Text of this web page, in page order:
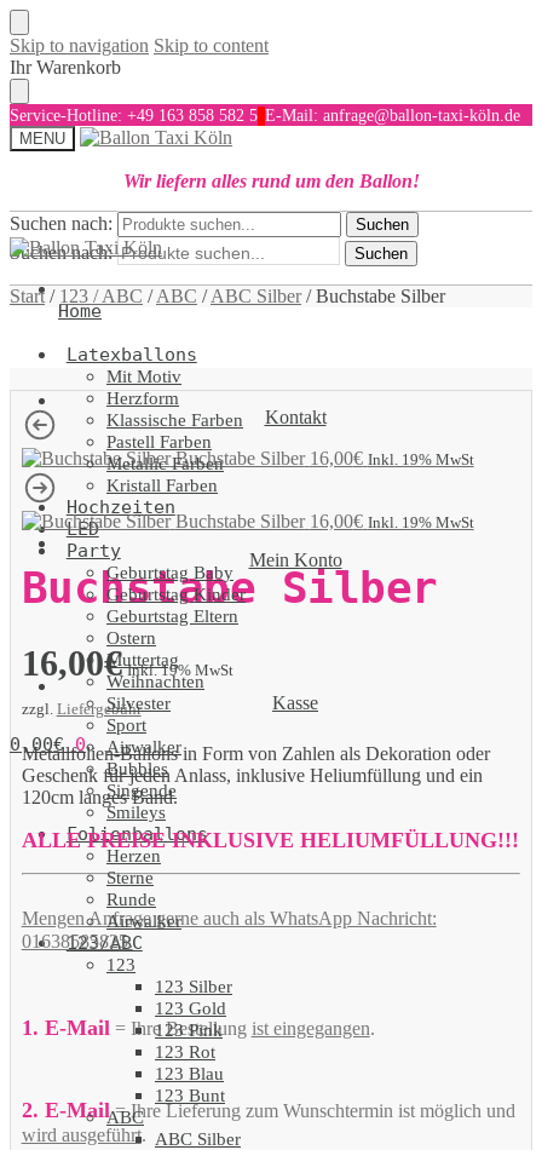
Skip to navigation Skip to content
Ihr Warenkorb
Service-Hotline: +49 163 858 582 5 E-Mail: anfrage@ballon-taxi-köln.de
MENU
Wir liefern alles rund um den Ballon!
Suchen nach: Suchen
Kontakt
Mein Konto
Kasse
0,00€ 0
Suchen nach: Suchen
Home
Latexballons
Mit Motiv
Herzform
Klassische Farben
Pastell Farben
Metallic Farben
Kristall Farben
Hochzeiten
LED
Party
Geburtstag Baby
Geburtstag Kinder
Geburtstag Eltern
Ostern
Muttertag
Weihnachten
Silvester
Sport
Airwalker
Bubbles
Singende
Smileys
Folienballons
Herzen
Sterne
Runde
Airwalker
123/ABC
123
123 Silber
123 Gold
123 Pink
123 Rot
123 Blau
123 Bunt
ABC
ABC Silber
Start / 123 / ABC /ABC /ABC Silber/Buchstabe Silber
Buchstabe Silber 16,00€ Inkl. 19% MwSt
Buchstabe Silber 16,00€ Inkl. 19% MwSt
Buchstabe Silber
16,00€ Inkl. 19% MwSt
zzgl. Liefergebühr
Metallfolien-Ballons in Form von Zahlen als Dekoration oder
Geschenk für jeden Anlass, inklusive Heliumfüllung und ein
120cm langes Band.
ALLE PREISE INKLUSIVE HELIUMFÜLLUNG!!!
Mengen Anfrage gerne auch als WhatsApp Nachricht:
01638585825.
1. E-Mail = Ihre Bestellung ist eingegangen.
2. E-Mail= Ihre Lieferung zum Wunschtermin ist möglich und
wird ausgeführt.